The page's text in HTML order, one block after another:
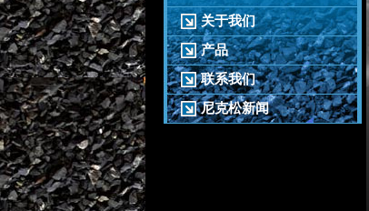
关于我们
产品
联系我们
尼克松新闻